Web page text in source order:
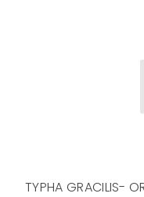
TYPHA GRACILIS-